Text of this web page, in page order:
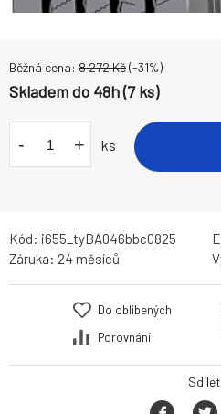
Běžná cena: 8 272Kč(-31%)
Skladem do 48h (7 ks)
- + ks
Kód: i655_tyBA046bbc0825
Záruka: 24 měsíců
Do oblíbených
Porovnání
Sdílet